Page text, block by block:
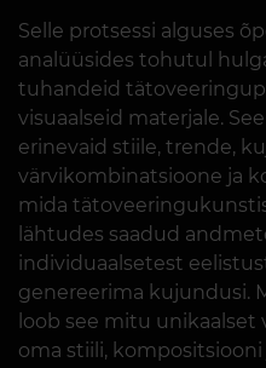
Selle protsessi alguses
analüüsides tohutul
tuhandeid
visuaalseid materjale.
erinevaid stiile, trende,
värvikombinatsioone ja
mida
lähtudes saadud
individuaalsetest
genereerima kujundusi.
loob see mitu unikaalset
oma stiili,